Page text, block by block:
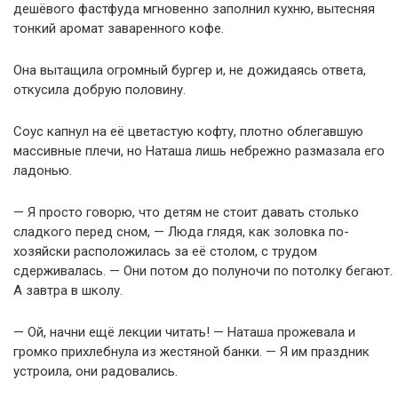
дешёвого фастфуда мгновенно заполнил кухню, вытесняя
тонкий аромат заваренного кофе.
Она вытащила огромный бургер и, не дожидаясь ответа,
откусила добрую половину.
Соус капнул на её цветастую кофту, плотно облегавшую
массивные плечи, но Наташа лишь небрежно размазала его
ладонью.
— Я просто говорю, что детям не стоит давать столько
сладкого перед сном, — Люда глядя, как золовка по-
хозяйски расположилась за её столом, с трудом
сдерживалась. — Они потом до полуночи по потолку бегают.
А завтра в школу.
— Ой, начни ещё лекции читать! — Наташа прожевала и
громко прихлебнула из жестяной банки. — Я им праздник
устроила, они радовались.